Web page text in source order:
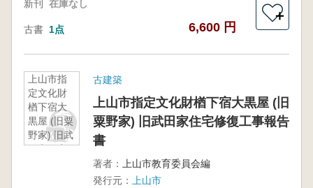
新刊 在庫なし
古書 1点 6,600 円
＋
上山市指
定文化財
楢下宿大
黒屋 (旧粟
野家) 旧武
田家住宅
古建築
上山市指定文化財楢下宿大黒屋 (旧
粟野家) 旧武田家住宅修復工事報告
書
著者：
上山市教育委員会編
発行元：
上山市